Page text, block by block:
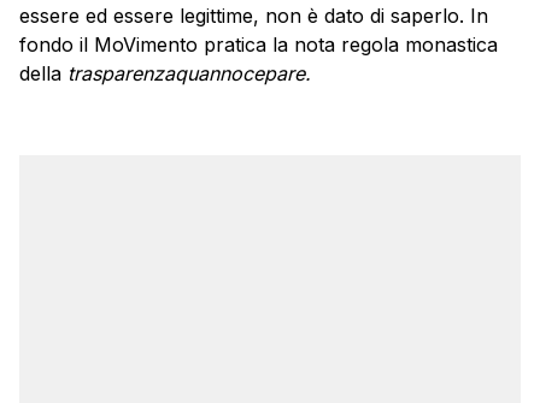
essere ed essere legittime, non è dato di saperlo. In
fondo il MoVimento pratica la nota regola monastica
della trasparenzaquannocepare.